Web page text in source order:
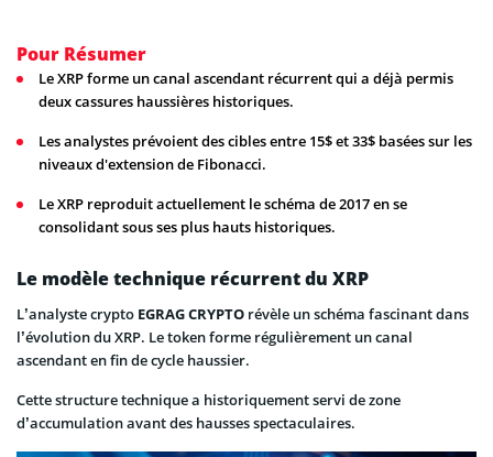
Pour Résumer
Le XRP forme un canal ascendant récurrent qui a déjà permis
deux cassures haussières historiques.
Les analystes prévoient des cibles entre 15$ et 33$ basées sur les
niveaux d'extension de Fibonacci.
Le XRP reproduit actuellement le schéma de 2017 en se
consolidant sous ses plus hauts historiques.
Le modèle technique récurrent du XRP
L’analyste crypto EGRAG CRYPTO révèle un schéma fascinant dans
l’évolution du XRP. Le token forme régulièrement un canal
ascendant en fin de cycle haussier.
Cette structure technique a historiquement servi de zone
d’accumulation avant des hausses spectaculaires.